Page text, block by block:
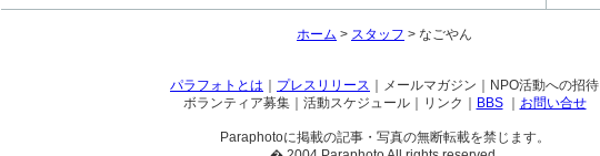
ホーム > スタッフ > なごやん
パラフォトとは プレスリリース ｜メールマガジン｜NPO活動への招待
ボランティア募集｜活動スケジュール｜リンク｜
BBS｜ お問い合せ
Paraphotoに掲載の記事・写真の無断転載を禁じます。